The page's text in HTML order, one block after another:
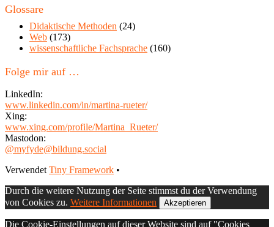
diesem
Glossare
Didaktische Methoden (24)
Web (173)
wissenschaftliche Fachsprache (160)
Folge mir auf …
LinkedIn:
www.linkedin.com/in/martina-rueter/
Xing:
www.xing.com/profile/Martina_Rueter/
Mastodon:
@myfyde@bildung.social
Footer
Inhalt
Verwendet Tiny Framework •
Durch die weitere Nutzung der Seite stimmst du der Verwendung
von Cookies zu. Weitere Informationen Akzeptieren
Die Cookie-Einstellungen auf dieser Website sind auf "Cookies